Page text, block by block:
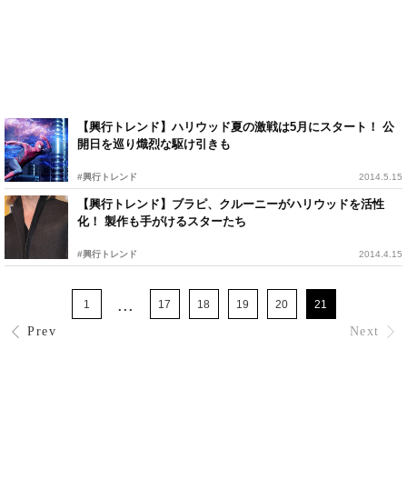
【興行トレンド】ハリウッド夏の激戦は5月にスタート！ 公
開日を巡り熾烈な駆け引きも
#興行トレンド 2014.5.15
【興行トレンド】ブラピ、クルーニーがハリウッドを活性
化！ 製作も手がけるスターたち
#興行トレンド 2014.4.15
Prev
1 ... 17 18 19 20 21
Next